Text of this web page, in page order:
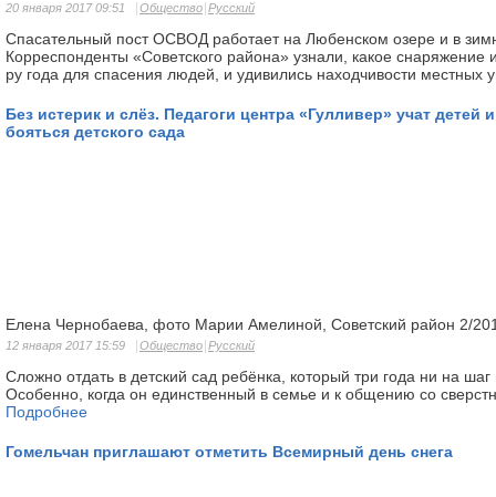
20 января 2017 09:51 Общество Русский
Спасательный пост ОСВОД работает на Любенском озере и в
Корреспонденты «Советского района» узнали, какое снаря­жение
ру года для спасения людей, и удивились находчивости местных
Без истерик и слёз. Педагоги центра «Гулливер» учат детей
бояться детского сада
Елена Чернобаева, фото Марии Амелиной, Советский район 2/
12 января 2017 15:59 Общество Русский
Сложно отдать в детский сад ребёнка, который три года ни на
Особен­но, когда он единственный в се­мье и к общению со
Подробнее
Гомельчан приглашают отметить Всемирный день снега